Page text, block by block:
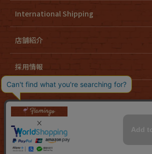
International Shipping
店舗紹介
採用情報
会社概要
個人情報取り扱いについて
cookieについて
お問い合わせ